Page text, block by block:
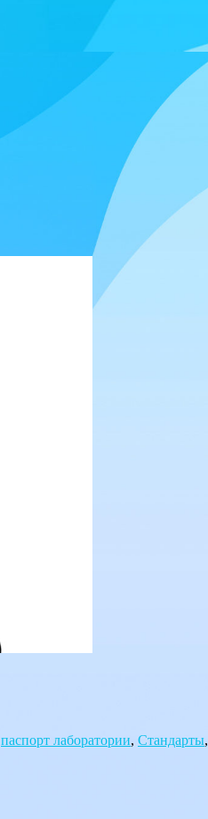
паспорт лаборатории, Стандарты,